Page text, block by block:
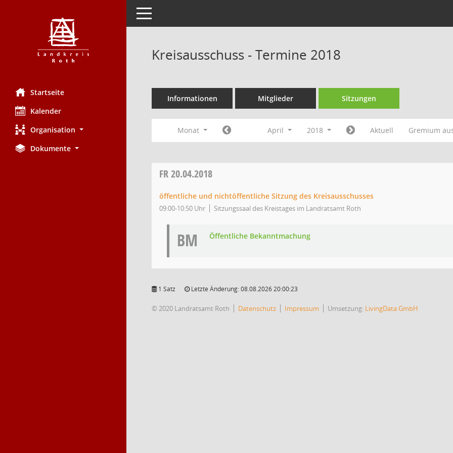
Startseite
Kalender
Organisation
Dokumente
Toggle navigation
Kreisausschuss - Termine 2018
Informationen Mitglieder Sitzungen
Monat April 2018 Aktuell Gremium
FR20.04.2018
öffentliche und nichtöffentliche Sitzung des Kreisausschusses
09:00-10:50 Uhr Sitzungssaal des Kreistages im Landratsamt Roth
BM Öffentliche Bekanntmachung
1 Satz Letzte Änderung: 08.08.2026 20:00:23
© 2020 Landratsamt Roth Datenschutz Impressum Umsetzung: LivingData GmbH